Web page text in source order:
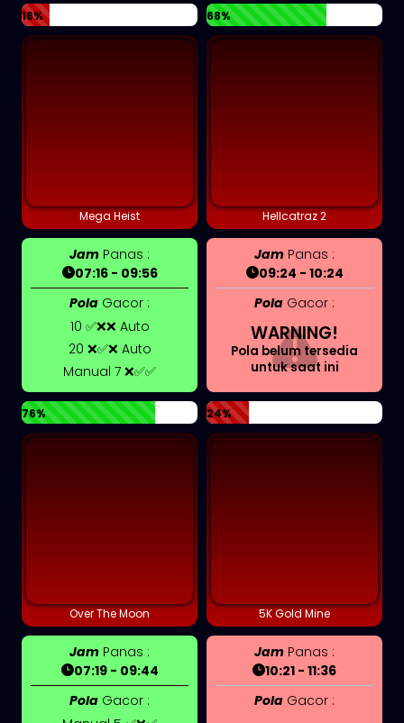
16% 68%
Mega Heist
Jam Panas :
07:16 - 09:56
Pola Gacor :
10 ✅❌❌ Auto
20 ❌✅❌ Auto
Manual 7 ❌✅✅
76%
Hellcatraz 2
Jam Panas :
09:24 - 10:24
Pola Gacor :
WARNING!
Pola belum tersedia
untuk saat ini
24%
Over The Moon
Jam Panas :
07:19 - 09:44
Pola Gacor :
5K Gold Mine
Jam Panas :
10:21 - 11:36
Pola Gacor :